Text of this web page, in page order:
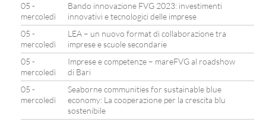
05 -
mercoledì
Bando innovazione FVG 2023: investimenti
innovativi e tecnologici delle imprese
05 -
mercoledì
LEA – un nuovo format di collaborazione tra
imprese e scuole secondarie
05 -
mercoledì
Imprese e competenze – mareFVG al roadshow
di Bari
05 -
mercoledì
Seaborne communities for sustainable blue
economy: La cooperazione per la crescita blu
sostenibile